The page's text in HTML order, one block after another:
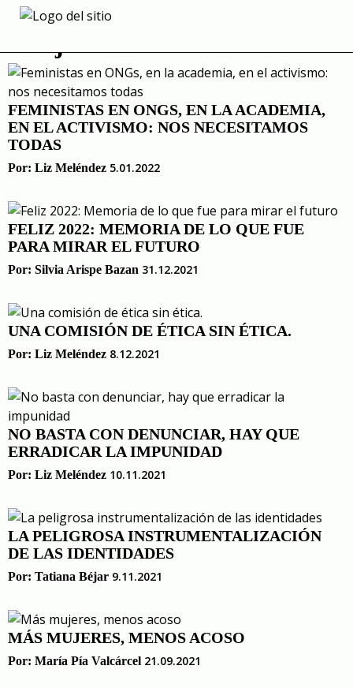
Skip
FEMINISTAS EN ONGS, EN LA ACADEMIA,
EN EL ACTIVISMO: NOS NECESITAMOS
TODAS
Por: Liz Meléndez 5.01.2022
FELIZ 2022: MEMORIA DE LO QUE FUE
PARA MIRAR EL FUTURO
Por: Silvia Arispe Bazan 31.12.2021
UNA COMISIÓN DE ÉTICA SIN ÉTICA.
Por: Liz Meléndez 8.12.2021
NO BASTA CON DENUNCIAR, HAY QUE
ERRADICAR LA IMPUNIDAD
Por: Liz Meléndez 10.11.2021
LA PELIGROSA INSTRUMENTALIZACIÓN
DE LAS IDENTIDADES
Por: Tatiana Béjar 9.11.2021
MÁS MUJERES, MENOS ACOSO
Por: María Pía Valcárcel 21.09.2021